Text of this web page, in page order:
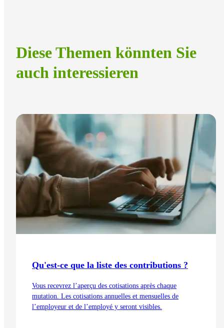
Diese Themen könnten Sie
auch interessieren
Qu'est-ce que la liste des contributions ?
Vous recevrez l’aperçu des cotisations après chaque
mutation. Les cotisations annuelles et mensuelles de
l’employeur et de l’employé y seront visibles.